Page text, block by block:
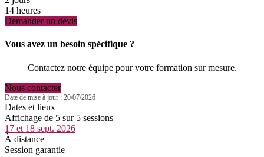
14 heures
Demander un devis
Vous avez un besoin spécifique ?
Contactez notre équipe pour votre formation sur mesure.
Nous contacter
Date de mise à jour : 20/07/2026
Dates et lieux
Affichage de 5 sur 5 sessions
17 et 18 sept. 2026
À distance
Session garantie